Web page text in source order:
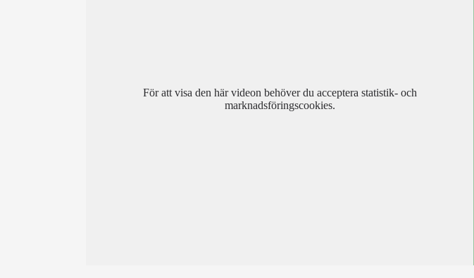
För att visa den här videon behöver du acceptera statistik- och
marknadsföringscookies.